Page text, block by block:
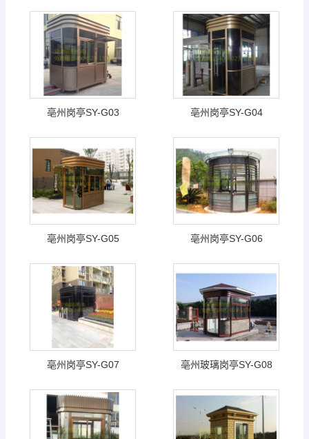
亳州岗亭SY-G03 亳州岗亭SY-G04
亳州岗亭SY-G05 亳州岗亭SY-G06
亳州岗亭SY-G07 亳州玻璃岗亭SY-G08